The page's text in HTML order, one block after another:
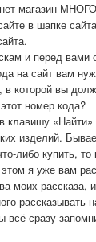
магазин
в шапке
и перед
на сайт вам
которой вы
номер кода?
клавишу
изделий.
либо купить, то
я уже вам
моих рассказа,
рассказывать
сразу